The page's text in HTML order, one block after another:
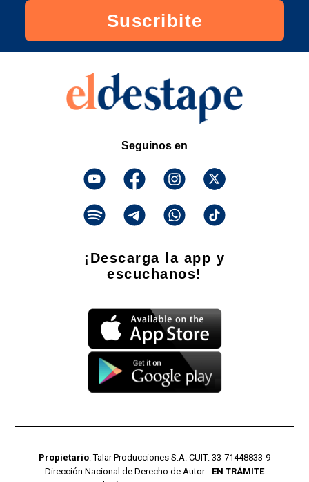
Suscribite
Seguinos en
¡Descarga la app y
escuchanos!
Propietario: Talar Producciones S.A. CUIT: 33-71448833-9
Dirección Nacional de Derecho de Autor - EN TRÁMITE